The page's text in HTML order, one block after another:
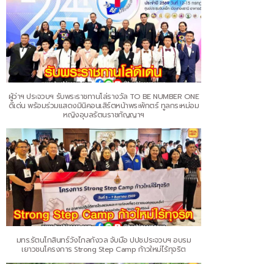
ผู้ว่าฯ ประจวบฯ รับพระราชทานโล่รางวัล TO BE NUMBER ONE
ดีเด่น พร้อมร่วมแสดงมินิคอนเสิร์ตหน้าพระพักตร์ ทูลกระหม่อม
หญิงอุบลรัตนราชกัญญาฯ
มทร.รัตนโกสินทร์วังไกลกังวล จับมือ ปปช.ประจวบฯ อบรม
เยาวชนโครงการ Strong Step Camp ก้าวใหม่ไร้ทุจริต